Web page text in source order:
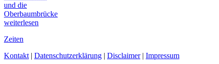
und die
Oberbaumbrücke
weiterlesen
Zeiten
Kontakt | Datenschutzerklärung | Disclaimer| Impressum